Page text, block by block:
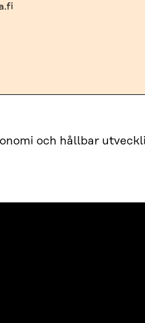
och hållbar